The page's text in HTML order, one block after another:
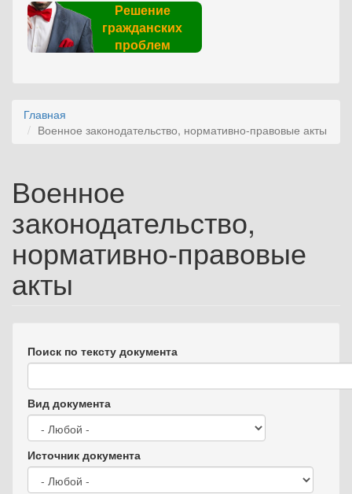
Решение
гражданских
проблем
Главная
Военное законодательство, нормативно-правовые акты
Военное
законодательство,
нормативно-правовые
акты
Поиск по тексту документа
Вид документа
Источник документа